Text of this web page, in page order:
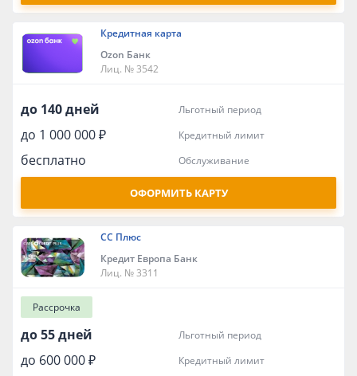
Кредитная карта
Ozon Банк
Лиц. № 3542
до 140 дней льготный период
до 1 000 000 ₽ кредитный лимит
бесплатно обслуживание
ОФОРМИТЬ КАРТУ
СС Плюс
Кредит Европа Банк
Лиц. № 3311
Рассрочка
до 55 дней льготный период
до 600 000 ₽ кредитный лимит